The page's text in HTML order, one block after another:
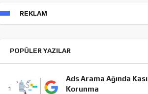
REKLAM
POPÜLER YAZILAR
Ads Arama Ağında
Korunma